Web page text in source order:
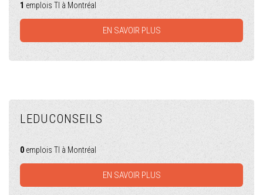
1 emplois TI à Montréal
EN SAVOIR PLUS
LEDUCONSEILS
0 emplois TI à Montréal
EN SAVOIR PLUS